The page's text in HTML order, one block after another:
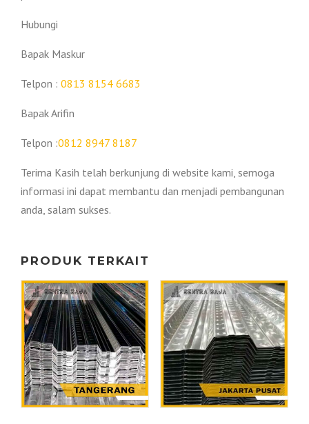
Hubungi
Bapak Maskur
Telpon : 0813 8154 6683
Bapak Arifin
Telpon :0812 8947 8187
Terima Kasih telah berkunjung di website kami, semoga
informasi ini dapat membantu dan menjadi pembangunan
anda, salam sukses.
PRODUK TERKAIT